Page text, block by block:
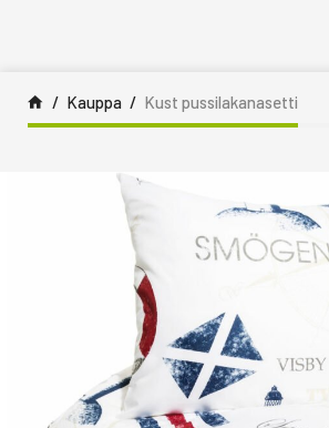
Kauppa Kust pussilakanasetti